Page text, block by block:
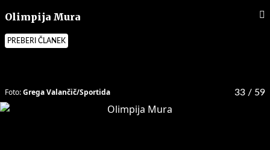
Olimpija Mura
PREBERI ČLANEK
33 / 59
Foto:Grega Valančič/Sportida